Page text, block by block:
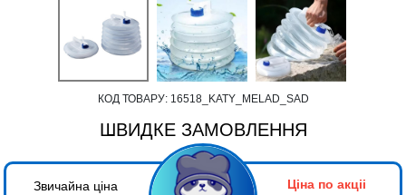
КОД ТОВАРУ: 16518_KATY_MELAD_SAD
ШВИДКЕ ЗАМОВЛЕННЯ
Звичайна ціна Ціна по акціі